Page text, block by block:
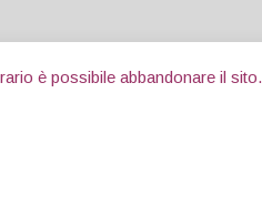
è possibile abbandonare il sito.